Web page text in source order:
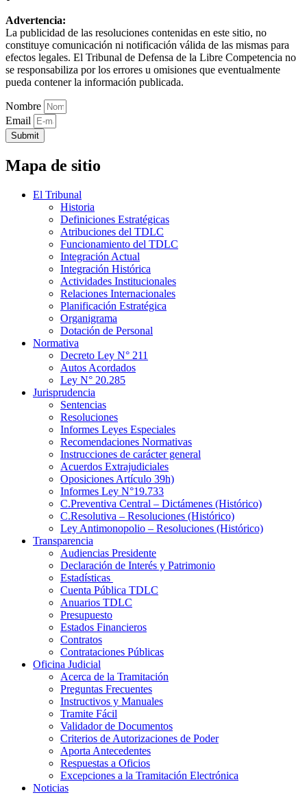
Advertencia:
La publicidad de las resoluciones contenidas en este sitio, no
constituye comunicación ni notificación válida de las mismas para
efectos legales. El Tribunal de Defensa de la Libre Competencia no
se responsabiliza por los errores u omisiones que eventualmente
pueda contener la información publicada.
Nombre
Email
Submit
Mapa de sitio
El Tribunal
Historia
Definiciones Estratégicas
Atribuciones del TDLC
Funcionamiento del TDLC
Integración Actual
Integración Histórica
Actividades Institucionales
Relaciones Internacionales
Planificación Estratégica
Organigrama
Dotación de Personal
Normativa
Decreto Ley N° 211
Autos Acordados
Ley N° 20.285
Jurisprudencia
Sentencias
Resoluciones
Informes Leyes Especiales
Recomendaciones Normativas
Instrucciones de carácter general
Acuerdos Extrajudiciales
Oposiciones Artículo 39h)
Informes Ley N°19.733
C.Preventiva Central – Dictámenes (Histórico)
C.Resolutiva – Resoluciones (Histórico)
Ley Antimonopolio – Resoluciones (Histórico)
Transparencia
Audiencias Presidente
Declaración de Interés y Patrimonio
Estadísticas
Cuenta Pública TDLC
Anuarios TDLC
Presupuesto
Estados Financieros
Contratos
Contrataciones Públicas
Oficina Judicial
Acerca de la Tramitación
Preguntas Frecuentes
Instructivos y Manuales
Tramite Fácil
Validador de Documentos
Criterios de Autorizaciones de Poder
Aporta Antecedentes
Respuestas a Oficios
Excepciones a la Tramitación Electrónica
Noticias